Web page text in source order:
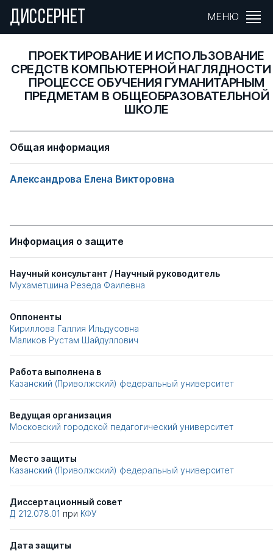
ДИССЕРНЕТ МЕНЮ
ПРОЕКТИРОВАНИЕ И ИСПОЛЬЗОВАНИЕ
СРЕДСТВ КОМПЬЮТЕРНОЙ НАГЛЯДНОСТИ
ПРОЦЕССЕ ОБУЧЕНИЯ ГУМАНИТАРНЫМ
ПРЕДМЕТАМ В ОБЩЕОБРАЗОВАТЕЛЬНОЙ
ШКОЛЕ
Общая информация
Александрова Елена Викторовна
Информация о защите
Научный консультант / Научный руководитель
Мухаметшина Резеда Фаилевна
Оппоненты
Кириллова Галлия Ильдусовна
Маликов Рустам Шайдуллович
Работа выполнена в
Казанский (Приволжский) федеральный университет
Ведущая организация
Московский городской педагогический университет
Место защиты
Казанский (Приволжский) федеральный университет
Диссертационный совет
Д 212.078.01 при КФУ
Дата защиты